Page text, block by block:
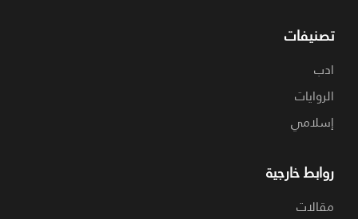
تصنيفات
ادب
الروايات
إسلامي
روابط خارجية
مقالات